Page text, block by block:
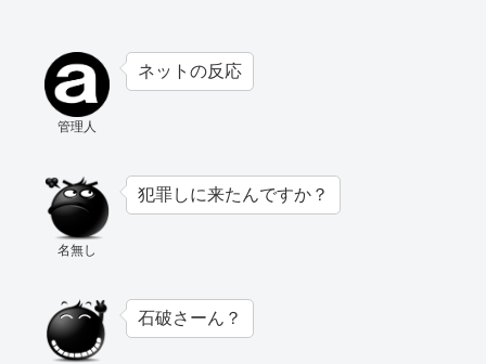
管理人
ネットの反応
名無し
犯罪しに来たんですか？
石破さーん？